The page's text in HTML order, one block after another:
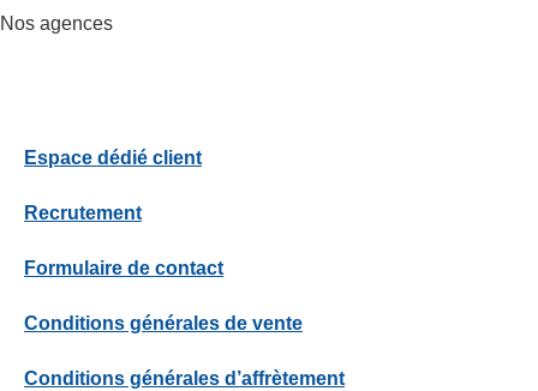
Nos agences
Espace dédié client
Recrutement
Formulaire de contact
Conditions générales de vente
Conditions générales d’affrètement